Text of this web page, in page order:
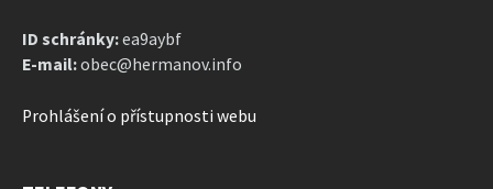
ID schránky:ea9aybf
E-mail:obec@hermanov.info
Prohlášení o přístupnosti webu